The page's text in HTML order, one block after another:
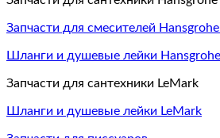
Запчасти для смесителей
Шланги и душевые лейки
Запчасти для сантехники LeMark
Шланги и душевые лейки LeMark